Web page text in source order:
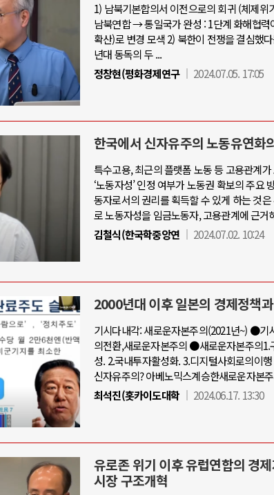
1) 남북기본합의서 이전으로의 회귀 (체제위
남북연합 → 통일국가 완성 : 1단계 화해협
확산)로 변경 모색 2) 북한이 전쟁을 결심했
년대 동독의 두 ...
정창현(평화경제연구
2024.07.05. 17:05
한국에서 신자유주의 노동유연화
특수고용, 최근의 플랫폼 노동 등 고용관계
‘노동자성’ 인정 여부가 노동권 확보의 주요
동자로서의 권리를 획득할 수 있게 하는 것
로 노동자성을 임금노동자, 고용관계에 근거
김철식(한국학중앙연
2024.07.02. 10:24
2000년대 이후 일본의 경제정책
기시다내각: 새로운자본주의(2021년~) ●기
의전환,새로운자본주의 ●새로운자본주의
성. 2.국내투자활성화. 3.디지털사회로의이
신자유주의? 아베노믹스계승한새로운자본
최석진(홋카이도대학
2024.06.17. 13:30
유로존 위기 이후 유럽연합의 경
시장 구조개혁